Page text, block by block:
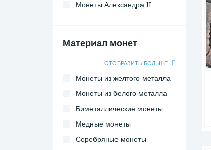
Монеты Александра II
Материал монет
ОТОБРАЗИТЬ БОЛЬШЕ
Монеты из желтого металла
Монеты из белого металла
Биметаллические монеты
Медные монеты
Серебряные монеты